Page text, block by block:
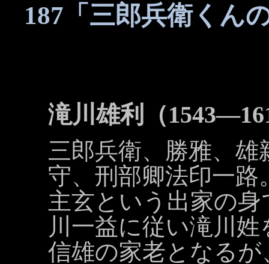
187「三郎兵衛くん
滝川雄利（
三郎兵衛、勝雅、
守、刑部卿法印一
主玄という出家の
川一益に従い滝川
信雄の家老となる